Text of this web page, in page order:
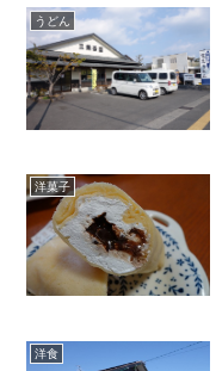
うどん
洋菓子
洋食